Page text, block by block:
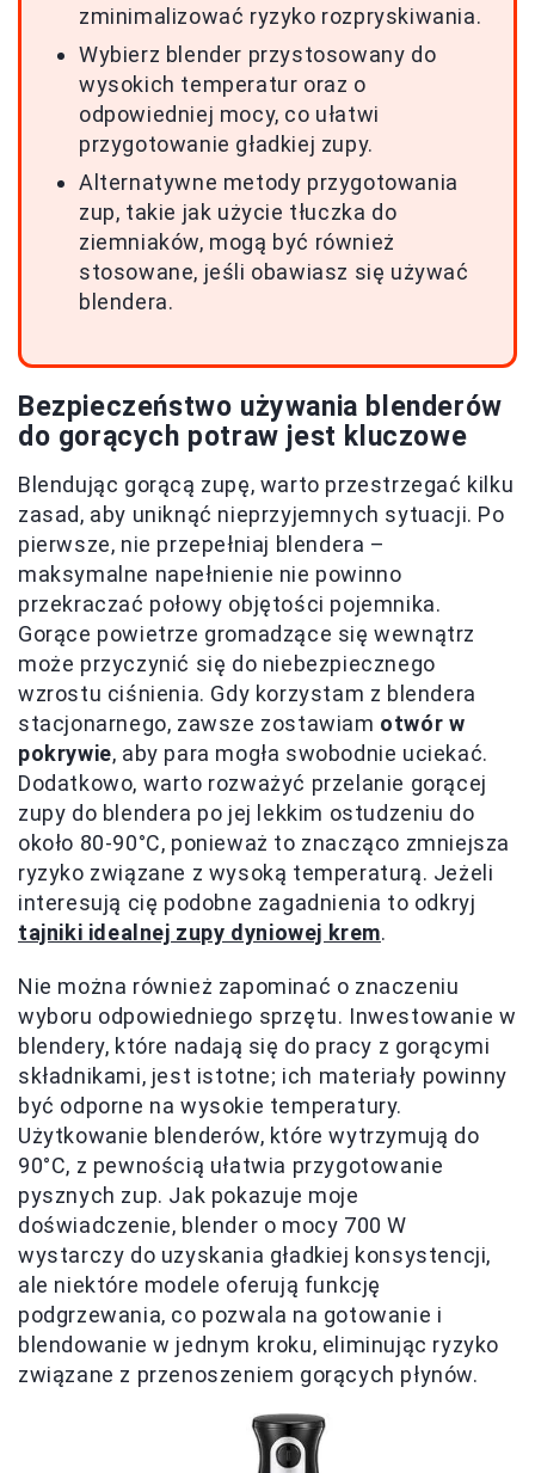
zminimalizować ryzyko rozpryskiwania.
Wybierz blender przystosowany do
wysokich temperatur oraz o
odpowiedniej mocy, co ułatwi
przygotowanie gładkiej zupy.
Alternatywne metody przygotowania
zup, takie jak użycie tłuczka do
ziemniaków, mogą być również
stosowane, jeśli obawiasz się używać
blendera.
Bezpieczeństwo używania blenderów
do gorących potraw jest kluczowe
Blendując gorącą zupę, warto przestrzegać kilku
zasad, aby uniknąć nieprzyjemnych sytuacji. Po
pierwsze, nie przepełniaj blendera –
maksymalne napełnienie nie powinno
przekraczać połowy objętości pojemnika.
Gorące powietrze gromadzące się wewnątrz
może przyczynić się do niebezpiecznego
wzrostu ciśnienia. Gdy korzystam z blendera
stacjonarnego, zawsze zostawiam otwór w
pokrywie, aby para mogła swobodnie uciekać.
Dodatkowo, warto rozważyć przelanie gorącej
zupy do blendera po jej lekkim ostudzeniu do
około 80-90°C, ponieważ to znacząco zmniejsza
ryzyko związane z wysoką temperaturą. Jeżeli
interesują cię podobne zagadnienia to odkryj
tajniki idealnej zupy dyniowej krem.
Nie można również zapominać o znaczeniu
wyboru odpowiedniego sprzętu. Inwestowanie w
blendery, które nadają się do pracy z gorącymi
składnikami, jest istotne; ich materiały powinny
być odporne na wysokie temperatury.
Użytkowanie blenderów, które wytrzymują do
90°C, z pewnością ułatwia przygotowanie
pysznych zup. Jak pokazuje moje
doświadczenie, blender o mocy 700 W
wystarczy do uzyskania gładkiej konsystencji,
ale niektóre modele oferują funkcję
podgrzewania, co pozwala na gotowanie i
blendowanie w jednym kroku, eliminując ryzyko
związane z przenoszeniem gorących płynów.